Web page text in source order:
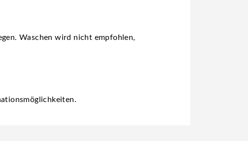
Waschen wird nicht empfohlen,